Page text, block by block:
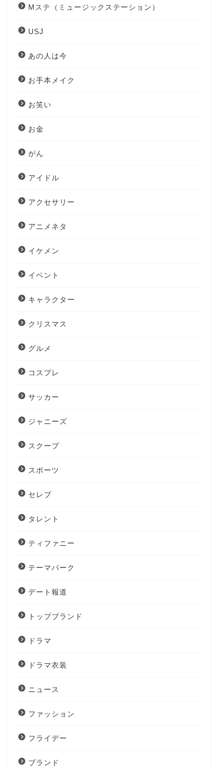
Mステ（ミュージックステーション）
USJ
あの人は今
お手本メイク
お笑い
お金
がん
アイドル
アクセサリー
アニメネタ
イケメン
イベント
キャラクター
クリスマス
グルメ
コスプレ
サッカー
ジャニーズ
スクープ
スポーツ
セレブ
タレント
ティファニー
テーマパーク
デート報道
トップブランド
ドラマ
ドラマ衣装
ニュース
ファッション
フライデー
ブランド